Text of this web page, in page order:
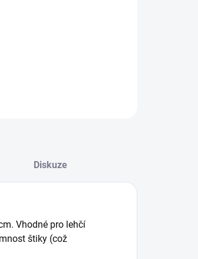
Diskuze
Vhodné pro lehčí
štiky (což